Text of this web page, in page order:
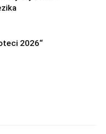
2026“